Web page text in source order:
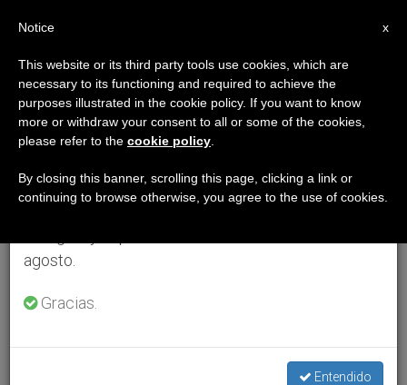
×
Aviso importante
Del 27 de julio al 7 de agosto haremos la pausa
anual, aprovechando que en el periodo de verano
se generan menos informaciones y también el
agosto.
Gracias.
Entendido
x
Notice
This website or its third party tools use cookies, which are
necessary to its functioning and required to achieve the
purposes illustrated in the cookie policy. If you want to know
more or withdraw your consent to all or some of the cookies,
please refer to the cookie policy
By closing this banner, scrolling this page, clicking a link or
continuing to browse otherwise, you agree to the use of cookies.